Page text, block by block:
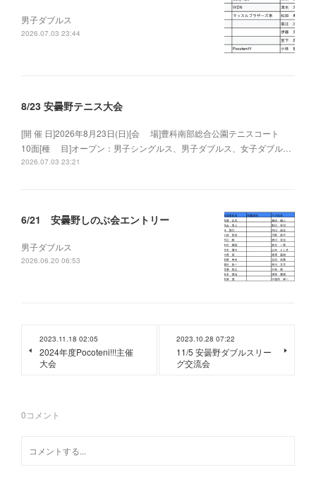
男子ダブルス
2026.07.03 23:44
8/23 安曇野テニス大会
[開 催 日]2026年8月23日(日)[会 場]豊科南部総合公園テニスコート
10面[種 目]オープン：男子シングルス、男子ダブルス、女子ダブル…
2026.07.03 23:21
6/21 安曇野しのぶ会エントリー
男子ダブルス
2026.06.20 06:53
2023.11.18 02:05
2024年度Pocoteni!!!主催
大会
2023.10.28 07:22
11/5 安曇野ダブルスリー
グ交流会
0コメント